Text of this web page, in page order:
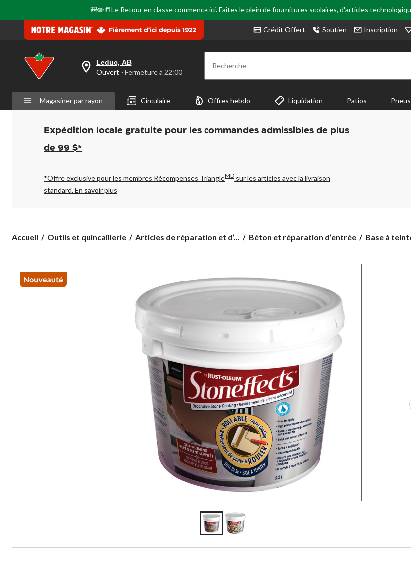
🎒✏️📒Le Retour en classe commence ici. Faites le plein de fournitures scolaires, d'articles
Crédit Offert Soutien Inscription
votre
est
Leduc,
AB,
Ouvert,
Fermeture
à
pour
changer
Leduc, AB
Ouvert ⋅ Fermeture à 22:00 Recherche
Magasiner par rayon Circulaire Offres hebdo Liquidation Patios Pneus
Expédition locale gratuite pour les commandes admissibles de plus
de 99 $*
*Offre exclusive pour les membres Récompenses TriangleMD sur les articles avec la livraison
standard.En savoir plus
Accueil Outils et quincaillerie Articles de réparation et d’... Béton et réparation d’entrée
Base
Base à